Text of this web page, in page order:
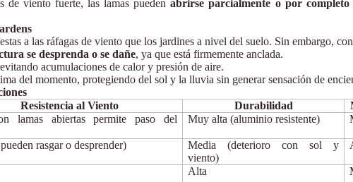
de viento fuerte, las lamas puedenabrirse parcialmente o por completo
a las ráfagas de viento que los jardines a nivel del suelo. Sin embargo,
se desprenda o se dañe, ya que está firmemente anclada.
acumulaciones de calor y presión de aire.
del momento, protegiendo del sol y la lluvia sin generar sensación de
Resistencia al Viento Durabilidad
lamas abiertas permite paso del
Muy alta (aluminio resistente)
rasgar o desprender)
Media (deterioro con sol y
viento)
Alta